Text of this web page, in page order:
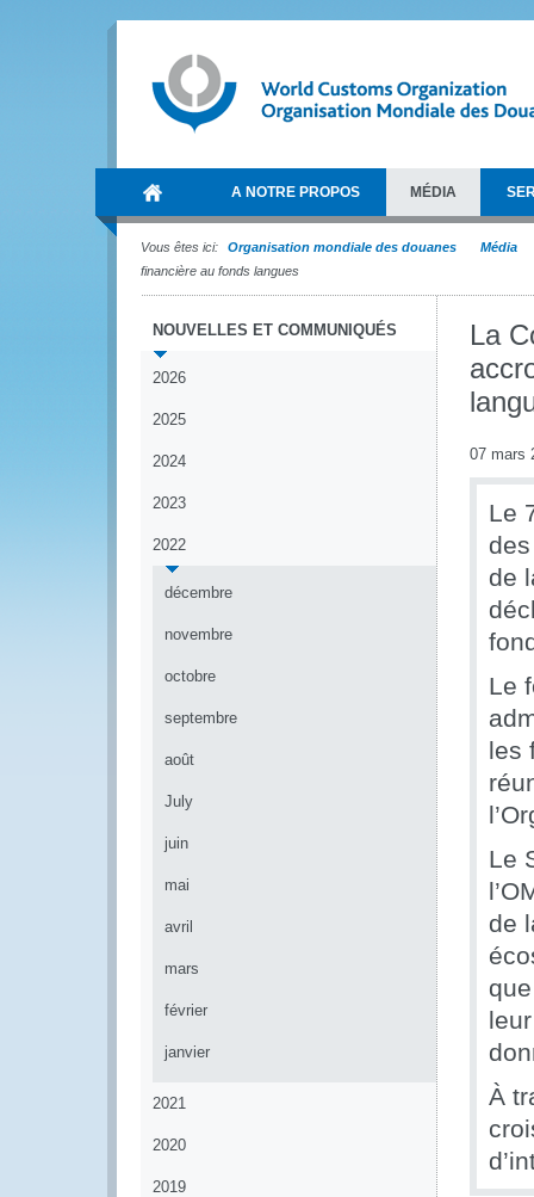
A NOTRE PROPOS MÉDIA
Vous êtes ici: Organisation mondiale des douanes
Média
financière au fonds langues
NOUVELLES ET COMMUNIQUÉS
2026
2025
2024
2023
2022
décembre
novembre
octobre
septembre
août
July
juin
mai
avril
mars
février
janvier
2021
2020
2019
La
07 mars
Le
de
Le
les
Le
de
À